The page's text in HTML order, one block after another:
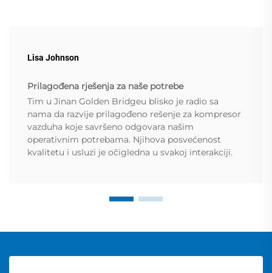
Lisa Johnson
Prilagođena rješenja za naše potrebe
Tim u Jinan Golden Bridgeu blisko je radio sa
nama da razvije prilagođeno rešenje za kompresor
vazduha koje savršeno odgovara našim
operativnim potrebama. Njihova posvećenost
kvalitetu i usluzi je očigledna u svakoj interakciji.